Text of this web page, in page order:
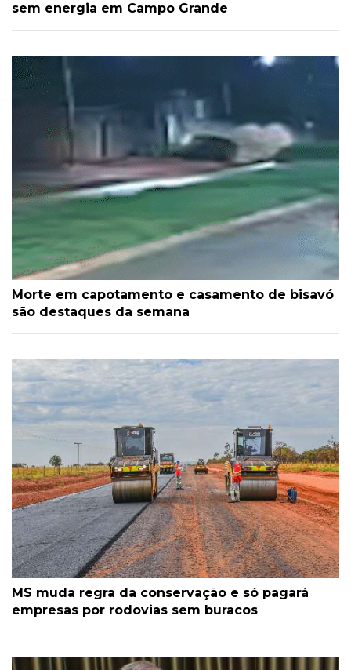
sem energia em Campo Grande
Morte em capotamento e casamento de bisavó
são destaques da semana
MS muda regra da conservação e só pagará
empresas por rodovias sem buracos